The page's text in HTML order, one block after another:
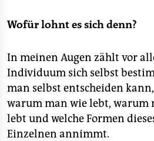
Wofür lohnt es sich denn?
In meinen Augen zählt vor
Individuum sich selbst
man selbst entscheiden
warum man wie lebt, warum
lebt und welche Formen
Einzelnen annimmt.